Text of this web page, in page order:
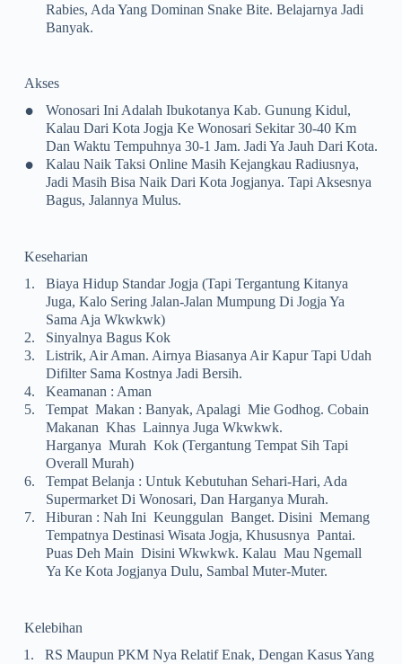
Rabies, Ada Yang Dominan Snake Bite. Belajarnya Jadi
Banyak.
Akses
•
Wonosari Ini Adalah Ibukotanya Kab. Gunung Kidul,
Kalau Dari Kota Jogja Ke Wonosari Sekitar 30-40 Km
Dan Waktu Tempuhnya 30-1 Jam. Jadi Ya Jauh Dari Kota.
•
Kalau Naik Taksi Online Masih Kejangkau Radiusnya,
Jadi Masih Bisa Naik Dari Kota Jogjanya. Tapi Aksesnya
Bagus, Jalannya Mulus.
Keseharian
1.
Biaya Hidup Standar Jogja (tapi Tergantung Kitanya
Juga, Kalo Sering Jalan-Jalan Mumpung Di Jogja Ya
Sama Aja Wkwkwk)
2.
Sinyalnya Bagus Kok
3.
Listrik, Air Aman. Airnya Biasanya Air Kapur Tapi Udah
Difilter Sama Kostnya Jadi Bersih.
4.
Keamanan : Aman
5.
Tempat Makan : Banyak, Apalagi Mie Godhog. Cobain
Makanan Khas Lainnya Juga Wkwkwk.
Harganya Murah Kok (tergantung Tempat Sih Tapi
Overall Murah)
6.
Tempat Belanja : Untuk Kebutuhan Sehari-Hari, Ada
Supermarket Di Wonosari, Dan Harganya Murah.
7.
Hiburan : Nah Ini Keunggulan Banget. Disini Memang
Tempatnya Destinasi Wisata Jogja, Khususnya Pantai.
Puas Deh Main Disini Wkwkwk. Kalau Mau Ngemall
Ya Ke Kota Jogjanya Dulu, Sambal Muter-Muter.
Kelebihan
1.
RS Maupun PKM Nya Relatif Enak, Dengan Kasus Yang